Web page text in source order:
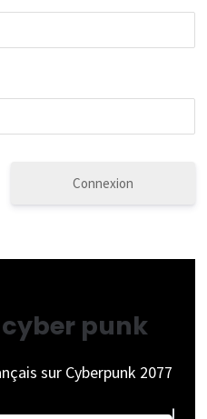
Connexion
punk
sur Cyberpunk 2077